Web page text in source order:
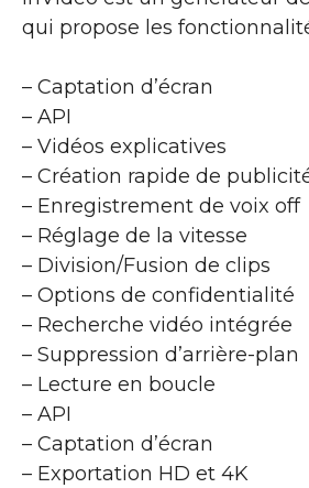
qui propose les
– Captation d’écran
– API
– Vidéos explicatives
– Création rapide de
– Enregistrement de voix off
– Réglage de la vitesse
– Division/Fusion de clips
– Options de confidentialité
– Recherche vidéo intégrée
– Suppression d’arrière-plan
– Lecture en boucle
– API
– Captation d’écran
– Exportation HD et 4K